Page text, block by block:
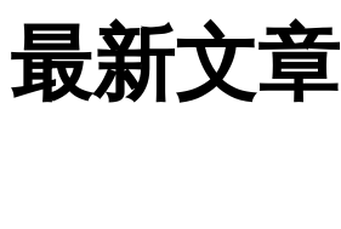
最新文章